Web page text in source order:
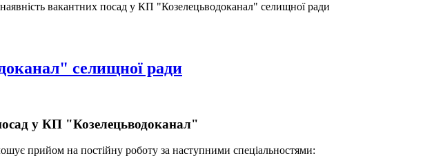
вакантних посад у КП "Козелецьводоканал" селищної ради
селищної ради
у КП "Козелецьводоканал"
прийом на постійну роботу за наступними спеціальностями: